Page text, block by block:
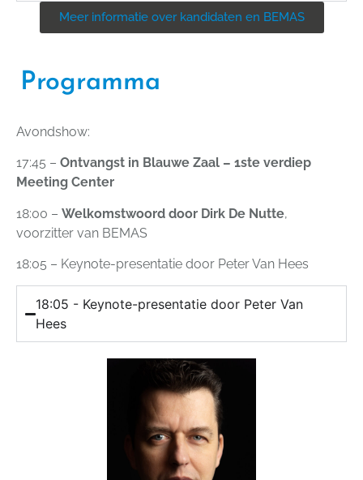
Meer informatie over kandidaten en BEMAS
Programma
Avondshow:
17:45 – Ontvangst in Blauwe Zaal – 1ste verdiep
Meeting Center
18:00 – Welkomstwoord door Dirk De Nutte,
voorzitter van BEMAS
18:05 – Keynote-presentatie door Peter Van Hees
18:05 - Keynote-presentatie door Peter Van
Hees